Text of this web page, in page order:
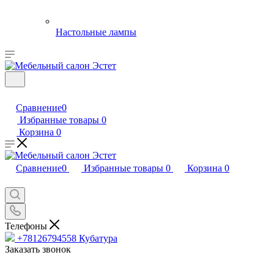
Настольные лампы
Сравнение0
Избранные товары 0
Корзина 0
Сравнение0 Избранные товары 0 Корзина 0
Телефоны
+78126794558 Кубатура
Заказать звонок